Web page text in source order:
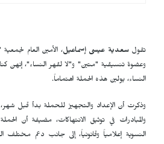
تقول سعدية عيسى إسماعيل، الأمين العام
وعضوة تنسيقية "متين" و"لا لقهر النساء"،
النساء، يولين هذه الحملة اهتماماً.
وذكرت أن الإعداد والتجهيز للحملة بدأ قبل
والمبادرات في توثيق الانتهاكات، مضيفة أن
النسوية إعلامياً وقانونياً، إلى جانب دعم مختلف